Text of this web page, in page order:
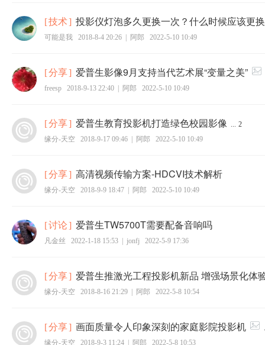
[技术] 投影仪灯泡多久更换一次？什么时候应该更换
可能是我 2018-8-4 20:26 阿郎 2022-5-10 10:49
[分享] 爱普生影像9月支持当代艺术展“变量之美”
freesp
2018-9-13 22:40 阿郎 2022-5-10 10:49
[分享] 爱普生教育投影机打造绿色校园影像 ... 2
缘分-天空
2018-9-17 09:46 阿郎 2022-5-10 10:49
[分享] 高清视频传输方案-HDCVI技术解析
缘分-天空 2018-9-9 18:47 阿郎 2022-5-10 10:49
[讨论] 爱普生TW5700T需要配备音响吗
凡金丝 2022-1-18 15:53 jonfj 2022-5-9 17:36
[分享] 爱普生推激光工程投影机新品 增强场景化体
缘分-天空 2018-8-16 21:29 阿郎 2022-5-8 10:54
[分享] 画面质量令人印象深刻的家庭影院投影机
缘分-天空
2018-9-3 11:24 阿郎 2022-5-8 10:53